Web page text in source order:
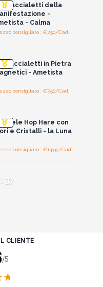
Braccialetti della
-
- Calma
consigliato : €7.50/Cad.
Braccialetti in Pietra
- Ametista
consigliato : €7.50/Cad.
Hop Hare con
e Cristalli - la Luna
consigliato : €14.95/Cad.
37
CLIENTE
/5
★
★